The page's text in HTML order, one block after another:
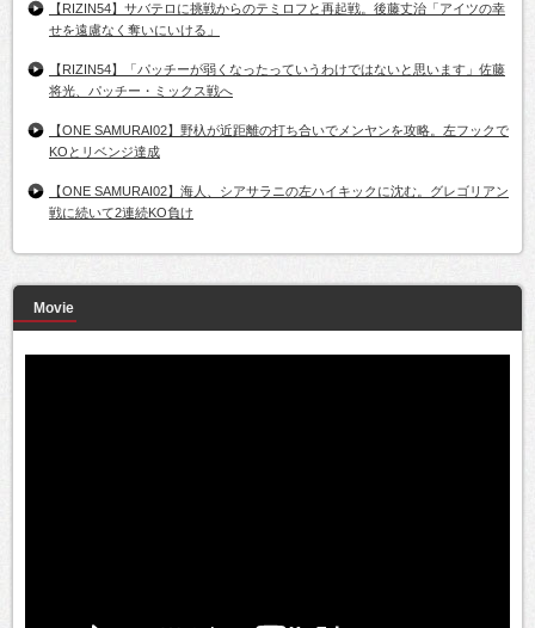
【RIZIN54】サバテロに挑戦からのテミロフと再起戦。後藤丈治「アイツの幸
せを遠慮なく奪いにいける」
【RIZIN54】「パッチーが弱くなったっていうわけではないと思います」佐藤
将光、パッチー・ミックス戦へ
【ONE SAMURAI02】野杁が近距離の打ち合いでメンヤンを攻略。左フックで
KOとリベンジ達成
【ONE SAMURAI02】海人、シアサラニの左ハイキックに沈む。グレゴリアン
戦に続いて2連続KO負け
Movie